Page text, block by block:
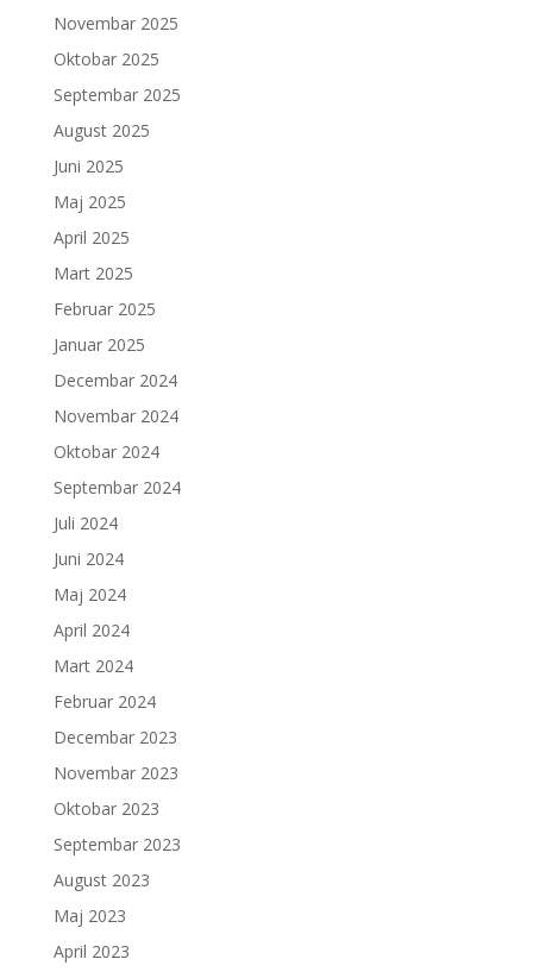
Novembar 2025
Oktobar 2025
Septembar 2025
August 2025
Juni 2025
Maj 2025
April 2025
Mart 2025
Februar 2025
Januar 2025
Decembar 2024
Novembar 2024
Oktobar 2024
Septembar 2024
Juli 2024
Juni 2024
Maj 2024
April 2024
Mart 2024
Februar 2024
Decembar 2023
Novembar 2023
Oktobar 2023
Septembar 2023
August 2023
Maj 2023
April 2023